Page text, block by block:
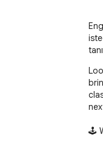
🕹️